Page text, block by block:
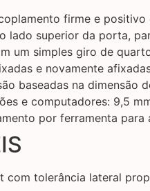
firme e
lado superior da porta,
um simples giro de
e novamente
baseadas na
e computadores: 9,5
por ferramenta
com tolerância lateral